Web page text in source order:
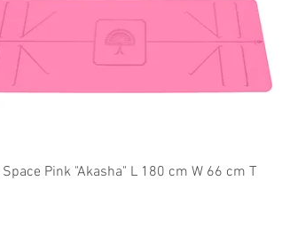
Snel overzicht
Space Pink "Akasha" L 180 cm W 66 cm T